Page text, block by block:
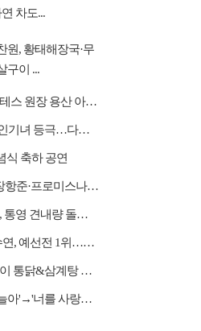
차도...
원, 황태해장국·무
구이 ...
'구해줘! 홈즈' 이모란 필라테스 원장 용산 아파트 방...
[종합] '합숙맞선2' 최정윤 인기녀 등극…다음주 마지막...
식 축하 공연
'꼬꼬무' 단종과 엄흥도…장항준·프로미스나인 이채영·...
'언니네 산지직송3' 박해준, 통영 견내량 돌미역 조업 ...
[종합] '미스트롯 포유' 조수연, 예선전 1위…신윤승 지...
'전현무계획4' 인천 전기구이 통닭&삼계탕 노포 맛집 탐방
'전설의 사내' 장한별, '하늘아'→'너를 사랑하고도' 명...